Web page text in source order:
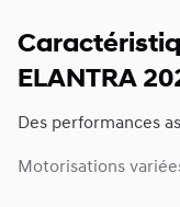
ELANTRA
Des performances
Motorisations